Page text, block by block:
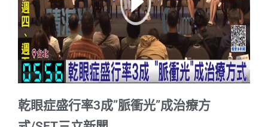
乾眼症盛行率3成”脈衝光”成治療方